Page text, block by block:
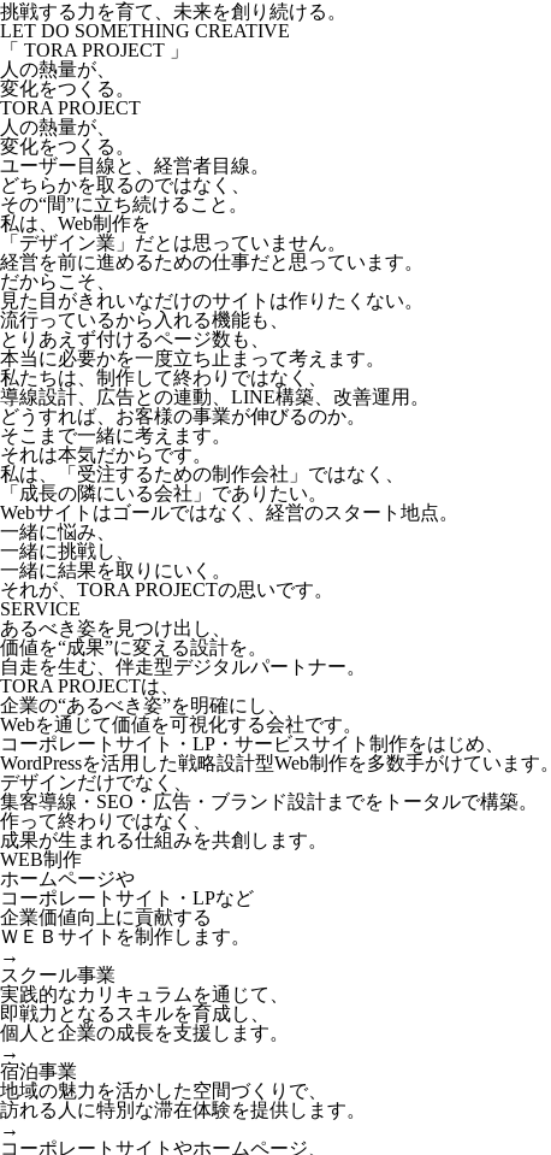
挑戦する力を育て、未来を創り続ける。
LET DO SOMETHING CREATIVE
「 TORA PROJECT 」
人の熱量が、
変化をつくる。
TORA PROJECT
人の熱量が、
変化をつくる。
ユーザー目線と、経営者目線。
どちらかを取るのではなく、
その“間”に立ち続けること。
私は、Web制作を
「デザイン業」だとは思っていません。
経営を前に進めるための仕事だと思っています。
だからこそ、
見た目がきれいなだけのサイトは作りたくない。
流行っているから入れる機能も、
とりあえず付けるページ数も、
本当に必要かを一度立ち止まって考えます。
私たちは、制作して終わりではなく、
導線設計、広告との連動、LINE構築、改善運用。
どうすれば、お客様の事業が伸びるのか。
そこまで一緒に考えます。
それは本気だからです。
私は、「受注するための制作会社」ではなく、
「成長の隣にいる会社」でありたい。
Webサイトはゴールではなく、経営のスタート地点。
一緒に悩み、
一緒に挑戦し、
一緒に結果を取りにいく。
それが、TORA PROJECTの思いです。
SERVICE
あるべき姿を見つけ出し、
価値を“成果”に変える設計を。
自走を生む、伴走型デジタルパートナー。
TORA PROJECTは、
企業の“あるべき姿”を明確にし、
Webを通じて価値を可視化する会社です。
コーポレートサイト・LP・サービスサイト制作をはじめ、
WordPressを活用した戦略設計型Web制作を多数手がけています。
デザインだけでなく、
集客導線・SEO・広告・ブランド設計までをトータルで構築。
作って終わりではなく、
成果が生まれる仕組みを共創します。
WEB制作
ホームページや
コーポレートサイト・LPなど
企業価値向上に貢献する
ＷＥＢサイトを制作します。
→
スクール事業
実践的なカリキュラムを通じて、
即戦力となるスキルを育成し、
個人と企業の成長を支援します。
→
宿泊事業
地域の魅力を活かした空間づくりで、
訪れる人に特別な滞在体験を提供します。
→
コーポレートサイトやホームページ、